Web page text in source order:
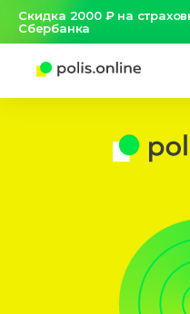
Скидка 2000 ₽ на
Сбербанка